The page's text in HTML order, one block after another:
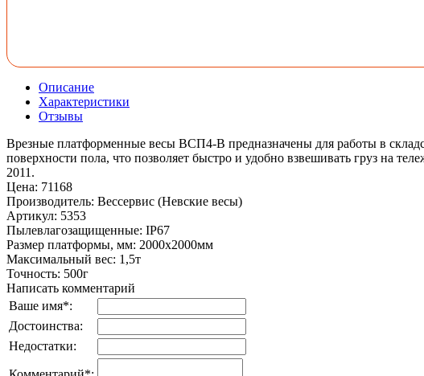
Описание
Характеристики
Отзывы
Врезные платформенные весы ВСП4-В предназначены для работы в
поверхности пола, что позволяет быстро и удобно взвешивать груз на
2011.
Цена: 71168
Производитель: Вессервис (Невские весы)
Артикул: 5353
Пылевлагозащищенные: IP67
Размер платформы, мм: 2000х2000мм
Максимальный вес: 1,5т
Точность: 500г
Написать комментарий
Ваше имя*:
Достоинства:
Недостатки: